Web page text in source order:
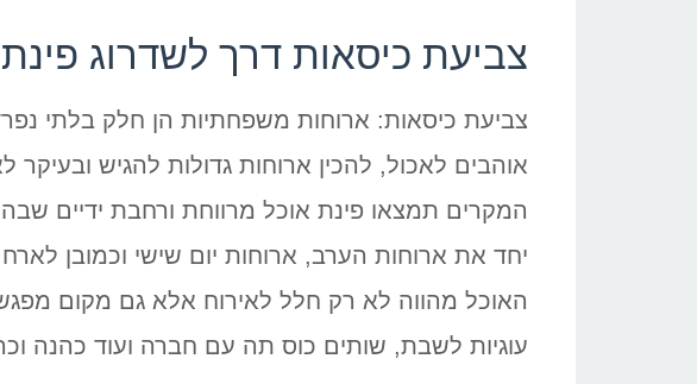
צביעת כיסאות דרך לשדרוג
צביעת כיסאות: ארוחות משפחתיות הן חלק בלתי
אוהבים לאכול, להכין ארוחות גדולות להגיש ובעיקר
המקרים תמצאו פינת אוכל מרווחת ורחבת ידיים
יחד את ארוחות הערב, ארוחות יום שישי וכמובן
האוכל מהווה לא רק חלל לאירוח אלא גם מקום
עוגיות לשבת, שותים כוס תה עם חברה ועוד כהנה